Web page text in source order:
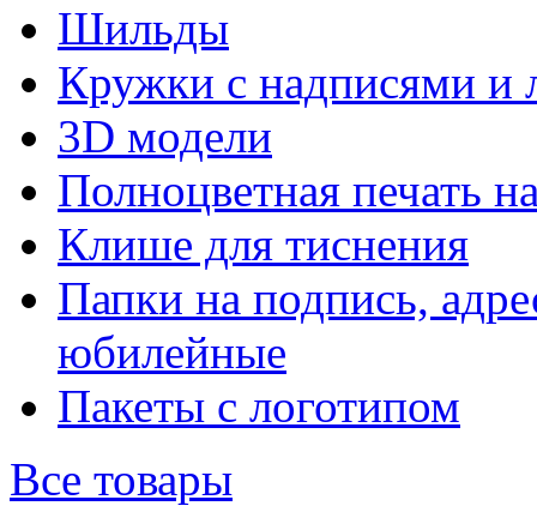
Шильды
Кружки с надписями и
3D модели
Полноцветная печать
Клише для тиснения
Папки на подпись,
юбилейные
Пакеты с логотипом
Все товары